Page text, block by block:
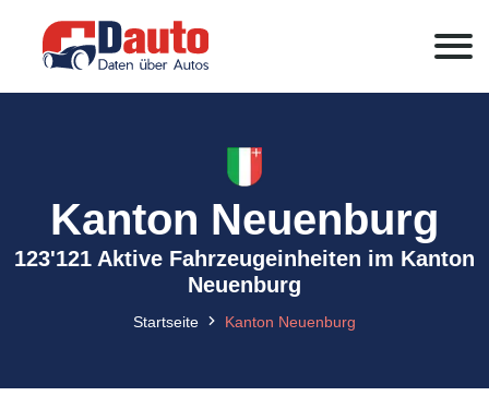
Kanton Neuenburg
123'121 Aktive Fahrzeugeinheiten im Kanton
Neuenburg
Startseite Kanton Neuenburg